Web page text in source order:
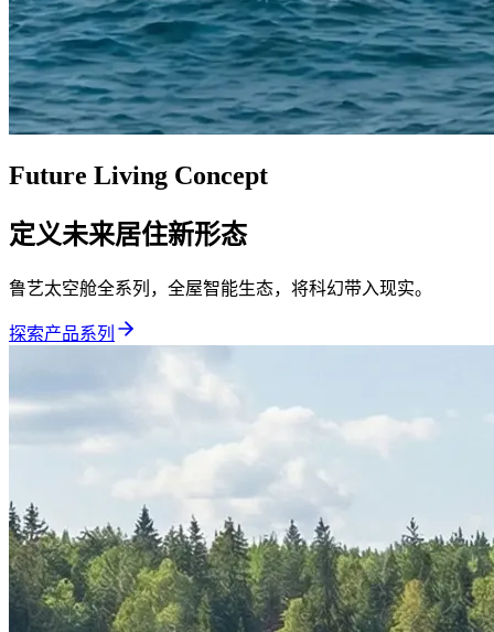
Future Living Concept
定义未来居住新形态
鲁艺太空舱全系列，全屋智能生态，将科幻带入现实。
探索产品系列